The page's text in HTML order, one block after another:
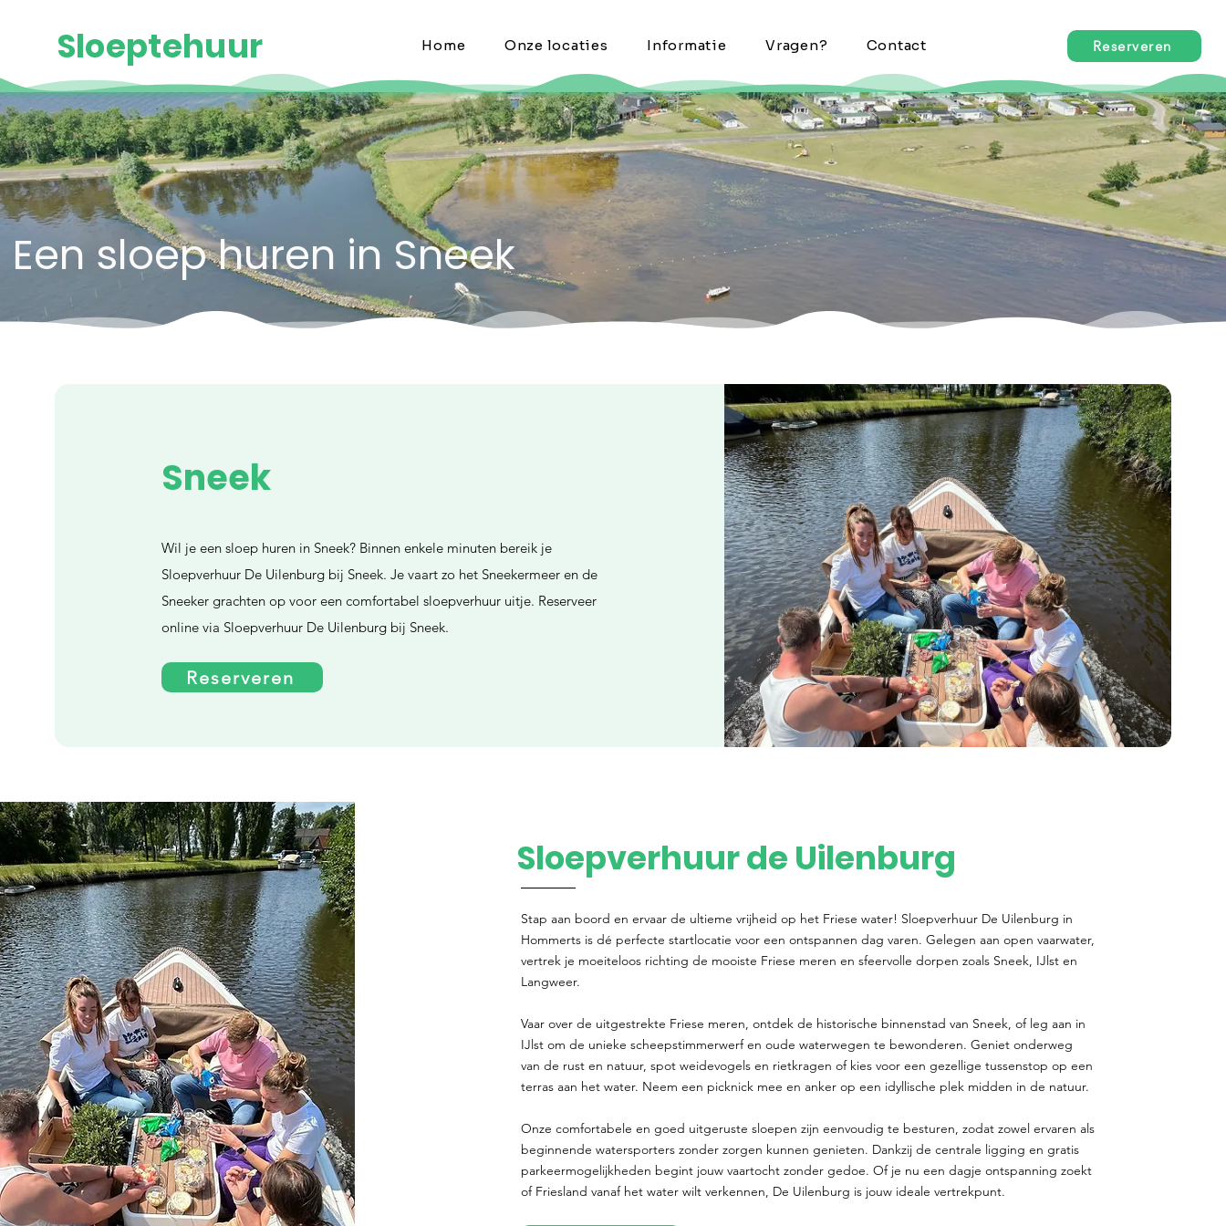
Sloeptehuur Home Onze locaties Informatie Vragen? Contact Reserveren
Een sloep huren in Sneek
Sneek
Wil je een sloep huren in Sneek? Binnen enkele minuten bereik je
Sloepverhuur De Uilenburg bij Sneek. Je vaart zo het Sneekermeer en de
Sneeker grachten op voor een comfortabel sloepverhuur uitje. Reserveer
online via Sloepverhuur De Uilenburg bij Sneek.
Reserveren
Sloepverhuur de Uilenburg
Stap aan boord en ervaar de ultieme vrijheid op het Friese water! Sloepverhuur De Uilenburg in
Hommerts is dé perfecte startlocatie voor een ontspannen dag varen. Gelegen aan open vaarwater,
vertrek je moeiteloos richting de mooiste Friese meren en sfeervolle dorpen zoals Sneek, IJlst en
Langweer.
Vaar over de uitgestrekte Friese meren, ontdek de historische binnenstad van Sneek, of leg aan in
IJlst om de unieke scheepstimmerwerf en oude waterwegen te bewonderen. Geniet onderweg
van de rust en natuur, spot weidevogels en rietkragen of kies voor een gezellige tussenstop op een
terras aan het water. Neem een picknick mee en anker op een idyllische plek midden in de natuur.
Onze comfortabele en goed uitgeruste sloepen zijn eenvoudig te besturen, zodat zowel ervaren als
beginnende watersporters zonder zorgen kunnen genieten. Dankzij de centrale ligging en gratis
parkeermogelijkheden begint jouw vaartocht zonder gedoe. Of je nu een dagje ontspanning zoekt
of Friesland vanaf het water wilt verkennen, De Uilenburg is jouw ideale vertrekpunt.